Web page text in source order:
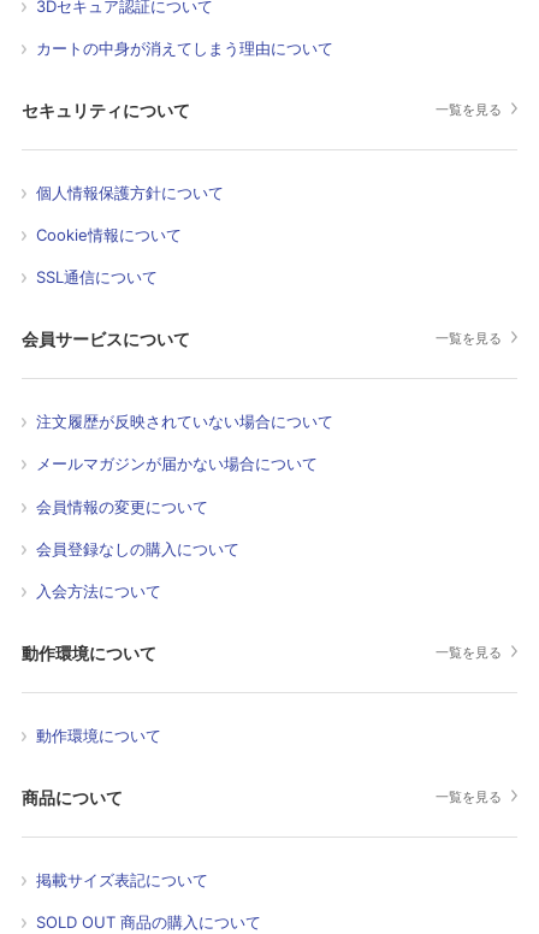
3Dセキュア認証について
カートの中身が消えてしまう理由について
セキュリティについて 一覧を見る
個人情報保護方針について
Cookie情報について
SSL通信について
会員サービスについて 一覧を見る
注文履歴が反映されていない場合について
メールマガジンが届かない場合について
会員情報の変更について
会員登録なしの購入について
入会方法について
動作環境について 一覧を見る
動作環境について
商品について 一覧を見る
掲載サイズ表記について
SOLD OUT 商品の購入について